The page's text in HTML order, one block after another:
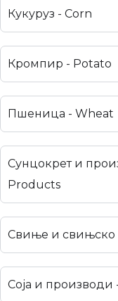
Кукуруз - Corn
Кромпир - Potato
Пшеница - Wheat
Сунцокрет и
Products
Свиње и свињско
Соја и производи